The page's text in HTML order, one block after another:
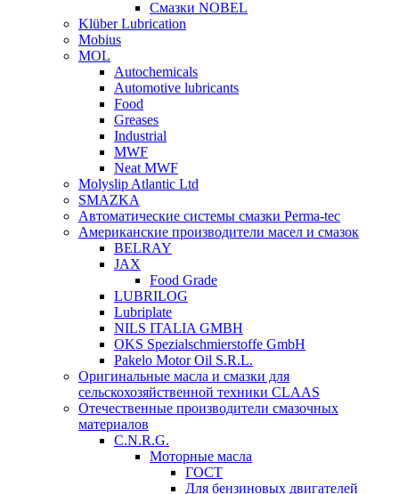
Смазки NOBEL
Klüber Lubrication
Mobius
MOL
Autochemicals
Automotive lubricants
Food
Greases
Industrial
MWF
Neat MWF
Molyslip Atlantic Ltd
SMAZKA
Автоматические системы смазки Perma-tec
Американские производители масел и смазок
BELRAY
JAX
Food Grade
LUBRILOG
Lubriplate
NILS ITALIA GMBH
OKS Spezialschmierstoffe GmbH
Pakelo Motor Oil S.R.L.
Оригинальные масла и смазки для
сельскохозяйственной техники CLAAS
Отечественные производители смазочных
материалов
C.N.R.G.
Моторные масла
ГОСТ
Для бензиновых двигателей